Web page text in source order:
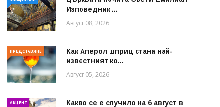
Изповедник ...
Август 08, 2026
ПРЕДСТАВЯНЕ
Как Аперол шприц стана най-
известният ко...
Август 05, 2026
АКЦЕНТ
Какво се е случило на 6 август в